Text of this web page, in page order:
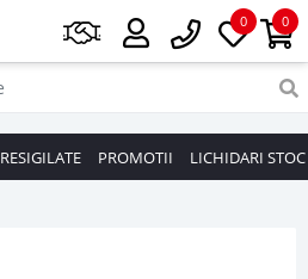
0
0
RESIGILATE PROMOTII LICHIDARI STOC